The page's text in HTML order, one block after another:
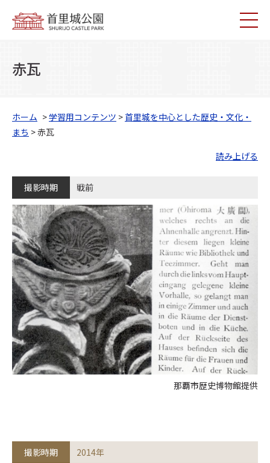
赤瓦
ホーム >学習用コンテンツ > 首里城を中心とした歴史・文化・
まち > 赤瓦
読み上げる
撮影時期 戦前
那覇市歴史博物館提供
撮影時期 2014年